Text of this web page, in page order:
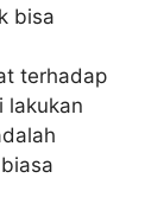
bisa
terhadap
lakukan